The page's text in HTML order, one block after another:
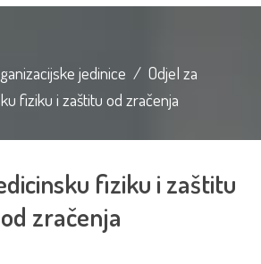
jedinice / Odjel za
fiziku i zaštitu od zračenja
fiziku i zaštitu
od zračenja